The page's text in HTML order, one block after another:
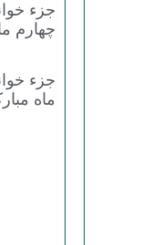
جزء
چهارم
جزء
ماه